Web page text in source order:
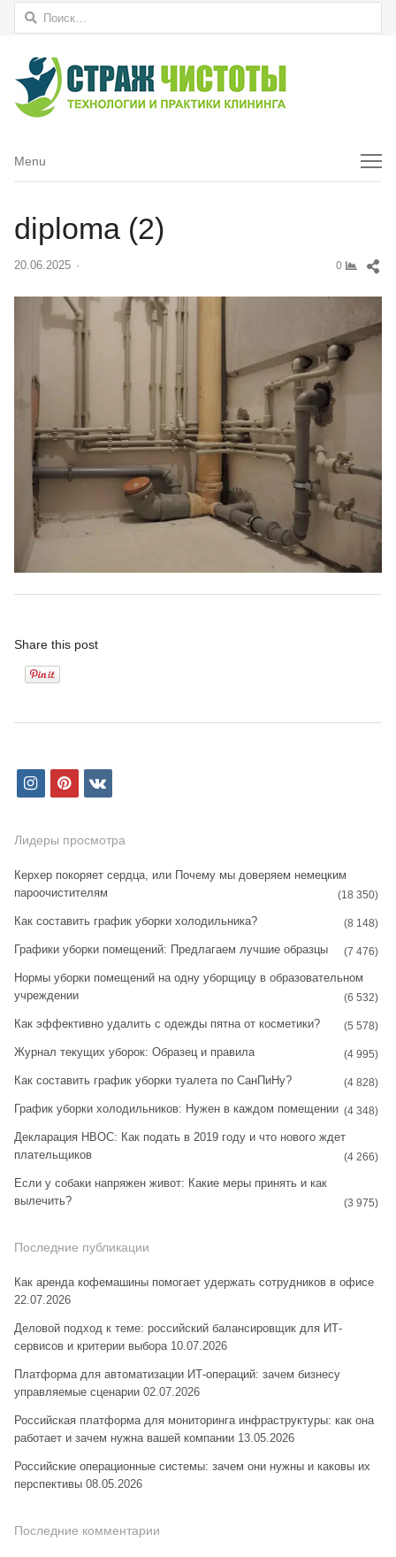
Найти:
Menu
Menu
diploma (2)
20.06.2025 0
Share this post
i
s
a
g
r
a
p
n
e
r
e
s
v
Лидеры просмотра
Керхер покоряет сердца, или Почему мы доверяем немецким
пароочистителям
(18 350)
Как составить график уборки холодильника? (8 148)
Графики уборки помещений: Предлагаем лучшие образцы (7 476)
Нормы уборки помещений на одну уборщицу в образовательном
учреждении
(6 532)
Как эффективно удалить с одежды пятна от косметики? (5 578)
Журнал текущих уборок: Образец и правила (4 995)
Как составить график уборки туалета по СанПиНу? (4 828)
График уборки холодильников: Нужен в каждом помещении (4 348)
Декларация НВОС: Как подать в 2019 году и что нового ждет
плательщиков
(4 266)
Если у собаки напряжен живот: Какие меры принять и как
вылечить?
(3 975)
Последние публикации
Как аренда кофемашины помогает удержать сотрудников в офисе
22.07.2026
Деловой подход к теме: российский балансировщик для ИТ-
сервисов и критерии выбора 10.07.2026
Платформа для автоматизации ИТ-операций: зачем бизнесу
управляемые сценарии 02.07.2026
Российская платформа для мониторинга инфраструктуры: как она
работает и зачем нужна вашей компании 13.05.2026
Российские операционные системы: зачем они нужны и каковы их
перспективы 08.05.2026
Последние комментарии